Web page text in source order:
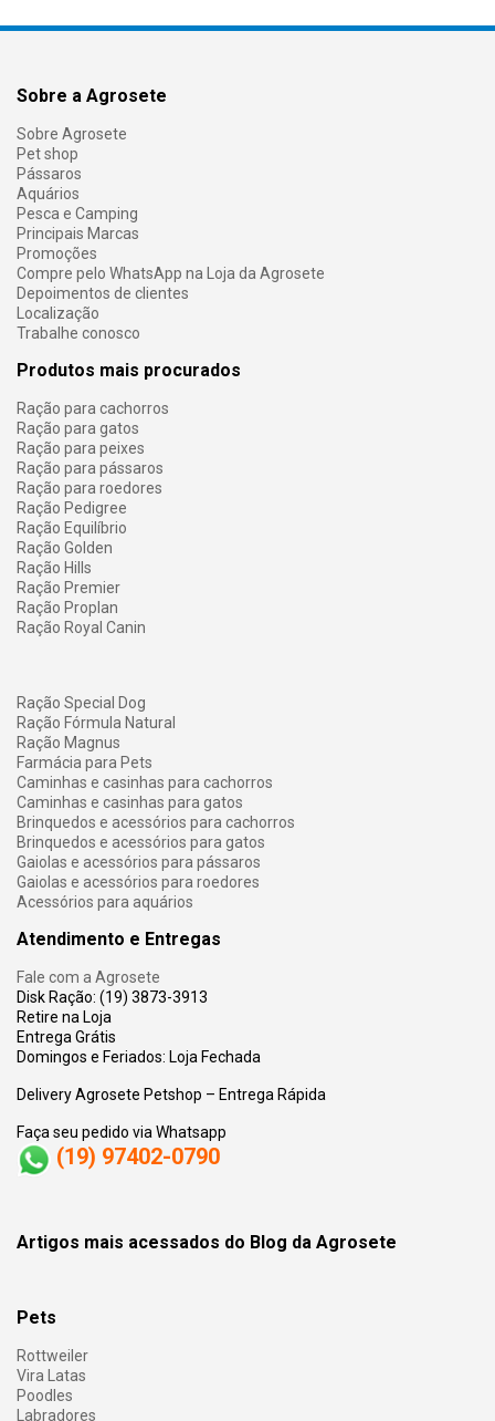
Sobre a Agrosete
Sobre Agrosete
Pet shop
Pássaros
Aquários
Pesca e Camping
Principais Marcas
Promoções
Compre pelo WhatsApp na Loja da Agrosete
Depoimentos de clientes
Localização
Trabalhe conosco
Produtos mais procurados
Ração para cachorros
Ração para gatos
Ração para peixes
Ração para pássaros
Ração para roedores
Ração Pedigree
Ração Equilíbrio
Ração Golden
Ração Hills
Ração Premier
Ração Proplan
Ração Royal Canin
Ração Special Dog
Ração Fórmula Natural
Ração Magnus
Farmácia para Pets
Caminhas e casinhas para cachorros
Caminhas e casinhas para gatos
Brinquedos e acessórios para cachorros
Brinquedos e acessórios para gatos
Gaiolas e acessórios para pássaros
Gaiolas e acessórios para roedores
Acessórios para aquários
Atendimento e Entregas
Fale com a Agrosete
Disk Ração: (19) 3873-3913
Retire na Loja
Entrega Grátis
Domingos e Feriados: Loja Fechada
Delivery Agrosete Petshop – Entrega Rápida
Faça seu pedido via Whatsapp
(19) 97402-0790
Artigos mais acessados do Blog da Agrosete
Pets
Rottweiler
Vira Latas
Poodles
Labradores